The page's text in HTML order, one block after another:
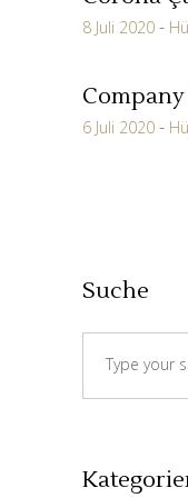
8 Juli 2020
6 Juli 2020
Suche